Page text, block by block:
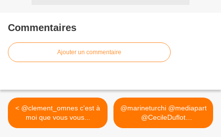
Commentaires
Ajouter un commentaire
< @clement_omnes c'est à
moi que vous vous...
@marineturchi @mediapart
@CecileDuflot
@ramayade... >